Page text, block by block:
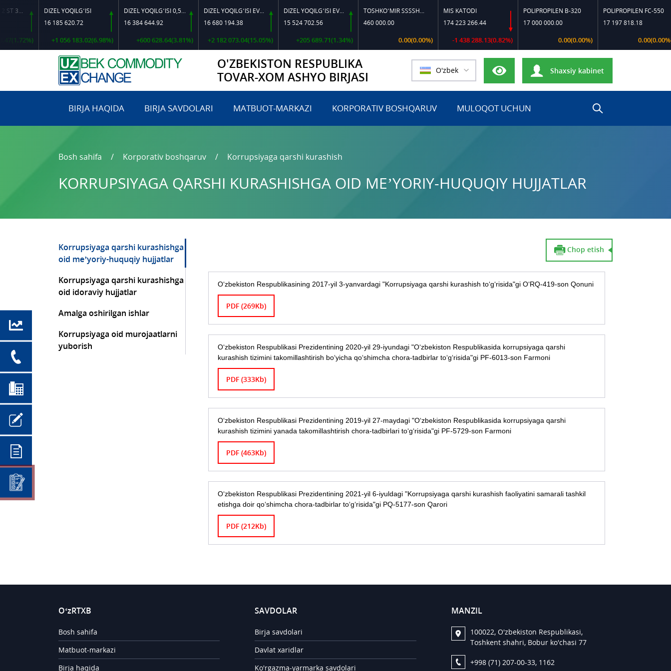
DIZEL YOQILG‘ISI
16 185 620.72
+1 056 183.02(6.98%)
DIZEL YOQILG‘ISI 0,5-40
16 384 644.92
+600 628.64(3.81%)
DIZEL YOQILG‘ISI EVRO L-K-4
16 680 194.38
+2 182 073.04(15.05%)
DIZEL YOQILG‘ISI EVRO-L II K-4 SSDF
15 524 702.56
+205 689.71(1.34%)
TOSHKO‘MIR SSSSH-13
460 000.00
0.00(0.00%)
MIS KATODI
174 223 266.44
-1 438 288.13(0.82%)
POLIPROPILEN B-320
17 000 000.00
0.00(0.00%)
POLIPROPILEN FC-550
17 197 818.18
0.00(0.00%)
O'ZBEKISTON RESPUBLIKA
TOVAR-XOM ASHYO BIRJASI
O'zbek Shaxsiy kabinet
BIRJA HAQIDA BIRJA SAVDOLARI MATBUOT-MARKAZI KORPORATIV BOSHQARUV MULOQOT UCHUN
Bosh sahifa Korporativ boshqaruv Korrupsiyaga qarshi kurashish
KORRUPSIYAGA QARSHI KURASHISHGA OID ME’YORIY-HUQUQIY HUJJATLAR
Korrupsiyaga qarshi kurashishga
oid me’yoriy-huquqiy hujjatlar
Korrupsiyaga qarshi kurashishga
oid idoraviy hujjatlar
Amalga oshirilgan ishlar
Korrupsiyaga oid murojaatlarni
yuborish
Chop etish
O‘zbekiston Respublikasining 2017-yil 3-yanvardagi "Korrupsiyaga qarshi kurashish to‘g‘risida"gi O‘RQ-419-son Qonuni
PDF (269Kb)
O‘zbekiston Respublikasi Prezidentining 2020-yil 29-iyundagi "O‘zbekiston Respublikasida korrupsiyaga qarshi
kurashish tizimini takomillashtirish bo‘yicha qo‘shimcha chora-tadbirlar to‘g‘risida"gi PF-6013-son Farmoni
PDF (333Kb)
O‘zbekiston Respublikasi Prezidentining 2019-yil 27-maydagi "O‘zbekiston Respublikasida korrupsiyaga qarshi
kurashish tizimini yanada takomillashtirish chora-tadbirlari to‘g‘risida"gi PF-5729-son Farmoni
PDF (463Kb)
O‘zbekiston Respublikasi Prezidentining 2021-yil 6-iyuldagi "Korrupsiyaga qarshi kurashish faoliyatini samarali tashkil
etishga doir qo‘shimcha chora-tadbirlar to‘g‘risida"gi PQ-5177-son Qarori
PDF (212Kb)
O‘zRTXB
Bosh sahifa
Matbuot-markazi
Birja haqida
SAVDOLAR
Birja savdolari
Davlat xaridlar
Ko'rgazma-yarmarka savdolari
MANZIL
100022, O'zbekiston Respublikasi,
Toshkent shahri, Bobur ko'chasi 77
+998 (71) 207-00-33, 1162